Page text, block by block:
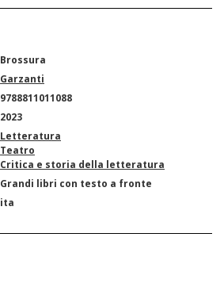
Brossura
Garzanti
9788811011088
2023
Letteratura
Teatro
Critica e storia della letteratura
Grandi libri con testo a fronte
ita